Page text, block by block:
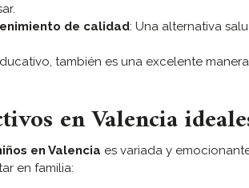
de calidad: Una alternativa
también es una excelente
en Valencia
en Valencia es variada y
en familia: